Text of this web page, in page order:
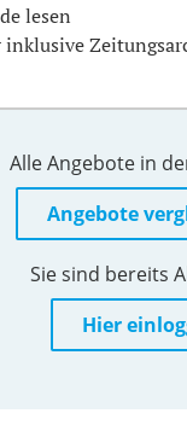
lesen
inklusive
Alle Angebote in
Angebote
Sie sind bereits
Hier